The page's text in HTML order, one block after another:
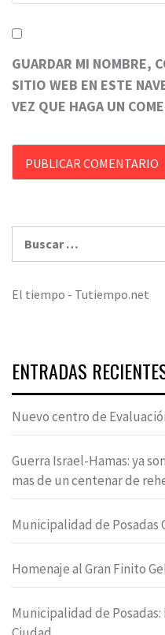
GUARDAR MI NOMBRE,
SITIO WEB EN ESTE
VEZ QUE HAGA UN
El tiempo - Tutiempo.net
ENTRADAS
Nuevo centro de
Guerra Israel-Hamas: ya
mas de un centenar de
Municipalidad de Posadas
Homenaje al Gran Finito
Municipalidad de